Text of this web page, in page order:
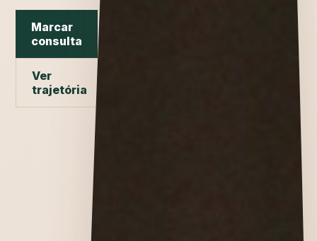
Marcar
consulta
Ver
trajetória